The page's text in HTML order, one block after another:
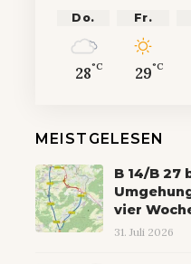
Do.
28°C
Fr.
29°C
MEISTGELESEN
B 14/B 27
vier
31. Juli 2026